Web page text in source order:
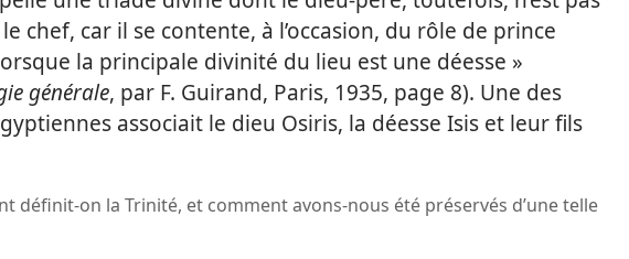
chef, car il se contente, à l’occasion, du rôle de prince
la principale divinité du lieu est une déesse »
générale, par F. Guirand, Paris, 1935, page 8). Une des
associait le dieu Osiris, la déesse Isis et leur fils
définit-on la Trinité, et comment avons-nous été préservés d’une telle